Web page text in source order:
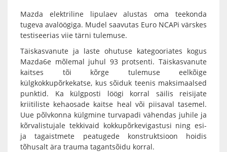
Mazda elektriline lipulaev alustas oma teekonda
tugeva avalöögiga. Mudel saavutas Euro NCAPi värskes
testiseerias viie tärni tulemuse.
Täiskasvanute ja laste ohutuse kategooriates kogus
Mazda6e mõlemal juhul 93 protsenti. Täiskasvanute
kaitses tõi kõrge tulemuse eelkõige
külgkokkupõrkekatse, kus sõiduk teenis maksimaalsed
punktid. Ka külgposti löögi korral säilis reisijate
kriitiliste kehaosade kaitse heal või piisaval tasemel.
Uue põlvkonna külgmine turvapadi vähendas juhile ja
kõrvalistujale tekkivaid kokkupõrkevigastusi ning esi-
ja tagaistmete peatugede konstruktsioon hoidis
tõhusalt ära trauma tagantsõidu korral.